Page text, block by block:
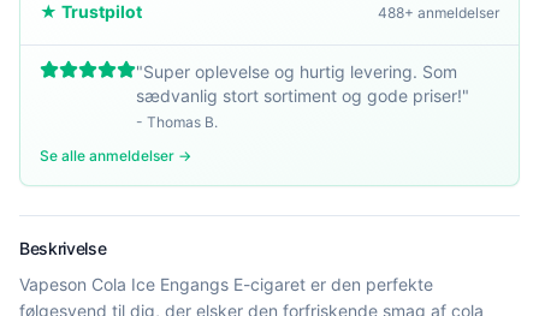
★ Trustpilot 488+ anmeldelser
"Super oplevelse og hurtig levering. Som
sædvanlig stort sortiment og gode priser!"
- Thomas B.
Se alle anmeldelser →
Beskrivelse
Vapeson Cola Ice Engangs E-cigaret er den perfekte
følgesvend til dig, der elsker den forfriskende smag af cola